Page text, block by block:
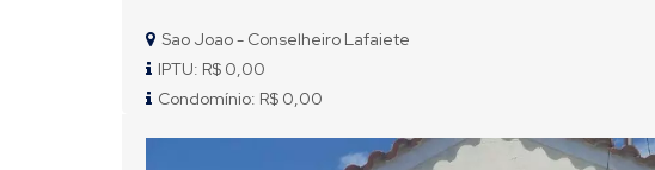
Sao Joao - Conselheiro Lafaiete
IPTU: R$ 0,00
Condomínio: R$ 0,00